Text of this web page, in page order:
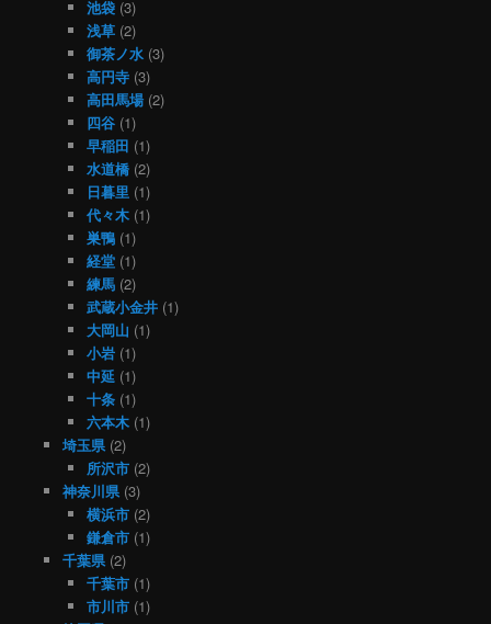
池袋 (3)
浅草 (2)
御茶ノ水 (3)
高円寺 (3)
高田馬場 (2)
四谷 (1)
早稲田 (1)
水道橋 (2)
日暮里 (1)
代々木 (1)
巣鴨 (1)
経堂 (1)
練馬 (2)
武蔵小金井 (1)
大岡山 (1)
小岩 (1)
中延 (1)
十条 (1)
六本木 (1)
埼玉県(2)
所沢市 (2)
神奈川県(3)
横浜市 (2)
鎌倉市 (1)
千葉県(2)
千葉市 (1)
市川市 (1)